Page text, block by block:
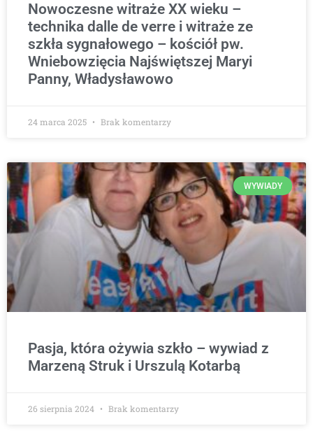
Nowoczesne witraże XX wieku –
technika dalle de verre i witraże ze
szkła sygnałowego – kościół pw.
Wniebowzięcia Najświętszej Maryi
Panny, Władysławowo
24 marca 2025 Brak komentarzy
WYWIADY
Pasja, która ożywia szkło – wywiad z
Marzeną Struk i Urszulą Kotarbą
26 sierpnia 2024 Brak komentarzy